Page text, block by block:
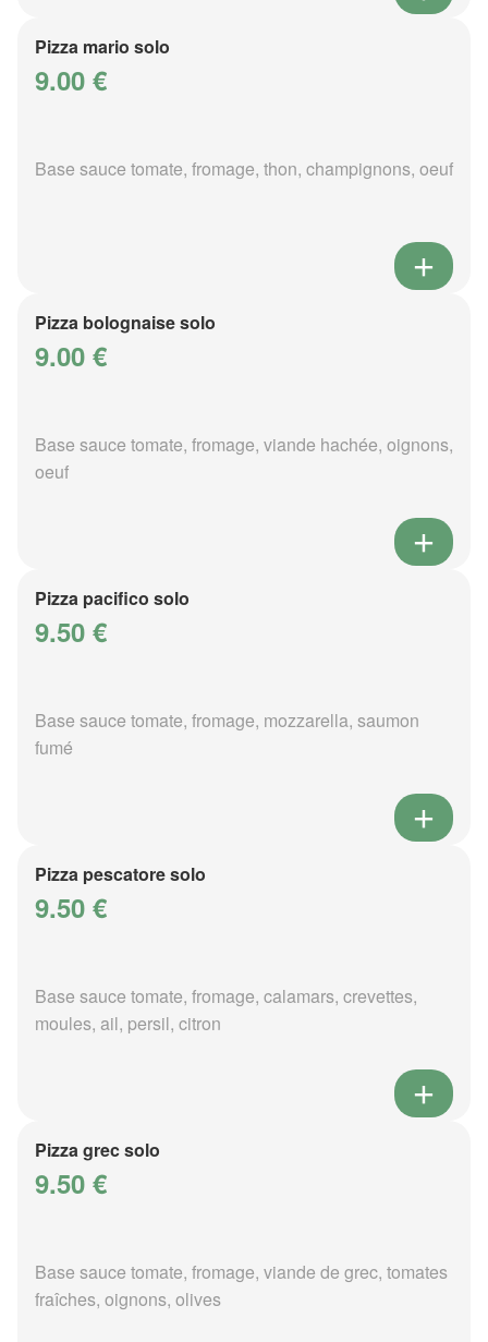
Pizza mario solo
9.00 €
Base sauce tomate, fromage, thon, champignons, oeuf
Pizza bolognaise solo
9.00 €
Base sauce tomate, fromage, viande hachée, oignons,
oeuf
Pizza pacifico solo
9.50 €
Base sauce tomate, fromage, mozzarella, saumon
fumé
Pizza pescatore solo
9.50 €
Base sauce tomate, fromage, calamars, crevettes,
moules, ail, persil, citron
Pizza grec solo
9.50 €
Base sauce tomate, fromage, viande de grec, tomates
fraîches, oignons, olives